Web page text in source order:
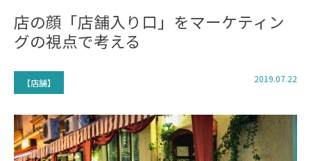
店の顔「店舗入り口」をマーケティン
グの視点で考える
【店舗】 2019.07.22